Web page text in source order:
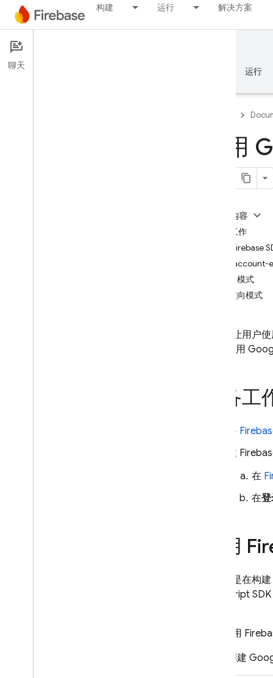
构建 运行 解决方案
Documentation
概览 运行
使用
本页内容
准备工作
使用 Firebase
处理
弹出模式
重定向模式
您可以让用户
利用“使用
准备工
将
在
在
在
使用
如果您是在构
JavaScript
如需使用
创建
聊天